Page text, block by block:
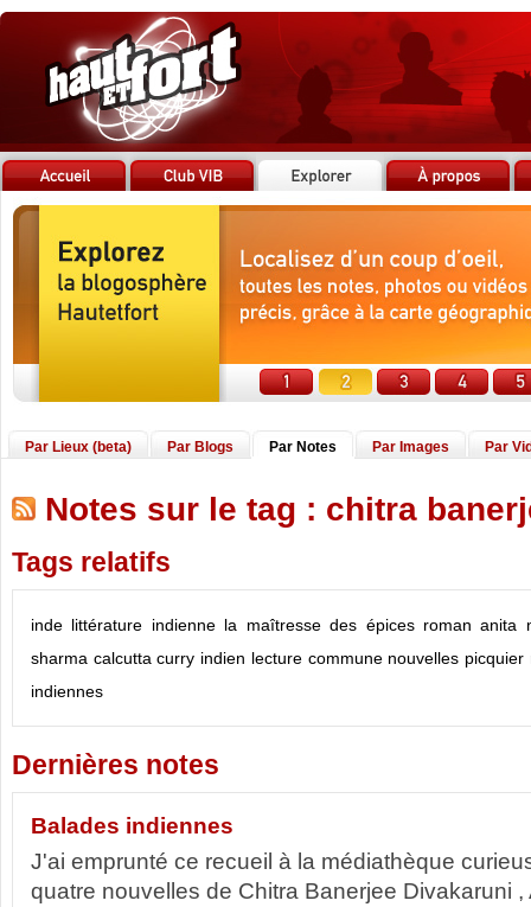
Par Lieux (beta) Par Blogs Par Notes Par Images Par
Notes sur le tag : chitra
Tags relatifs
inde littérature indienne la maîtresse des épices roman anita
sharma calcutta curry indien lecture commune nouvelles picquier
indiennes
Dernières notes
Balades indiennes
J'ai emprunté ce recueil à la médiathèque
quatre nouvelles de Chitra Banerjee Divakaruni ,